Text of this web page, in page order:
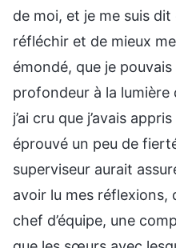
de moi, et je me suis dit
réfléchir et de mieux
émondé, que je
profondeur à la lumière
j’ai cru que j’avais
éprouvé un peu de
superviseur aurait
avoir lu mes réflexions,
chef d’équipe, une